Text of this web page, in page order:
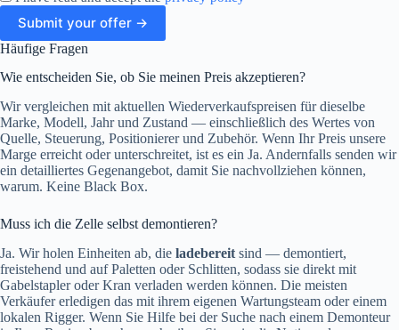
Submit your offer →
Häufige Fragen
Wie entscheiden Sie, ob Sie meinen Preis akzeptieren?
Wir vergleichen mit aktuellen Wiederverkaufspreisen für dieselbe
Marke, Modell, Jahr und Zustand — einschließlich des Wertes von
Quelle, Steuerung, Positionierer und Zubehör. Wenn Ihr Preis unsere
Marge erreicht oder unterschreitet, ist es ein Ja. Andernfalls senden wir
ein detailliertes Gegenangebot, damit Sie nachvollziehen können,
warum. Keine Black Box.
Muss ich die Zelle selbst demontieren?
Ja. Wir holen Einheiten ab, die ladebereit sind — demontiert,
freistehend und auf Paletten oder Schlitten, sodass sie direkt mit
Gabelstapler oder Kran verladen werden können. Die meisten
Verkäufer erledigen das mit ihrem eigenen Wartungsteam oder einem
lokalen Rigger. Wenn Sie Hilfe bei der Suche nach einem Demonteur